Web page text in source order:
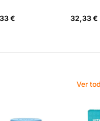
€ 32,33 €
Ver